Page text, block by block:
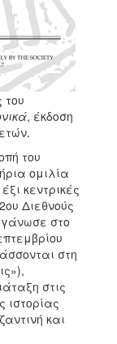
του
, έκδοση
του
ομιλία
κεντρικές
Διεθνούς
στο
στη
στις
ιστορίας
και